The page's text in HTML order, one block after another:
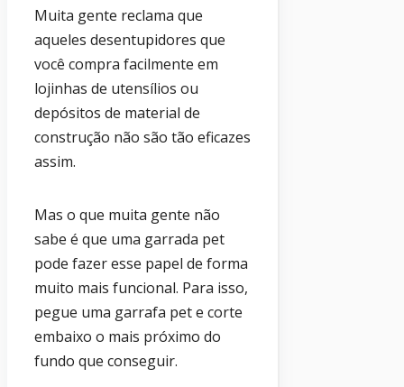
Muita gente reclama que
aqueles desentupidores que
você compra facilmente em
lojinhas de utensílios ou
depósitos de material de
construção não são tão eficazes
assim.
Mas o que muita gente não
sabe é que uma garrada pet
pode fazer esse papel de forma
muito mais funcional. Para isso,
pegue uma garrafa pet e corte
embaixo o mais próximo do
fundo que conseguir.